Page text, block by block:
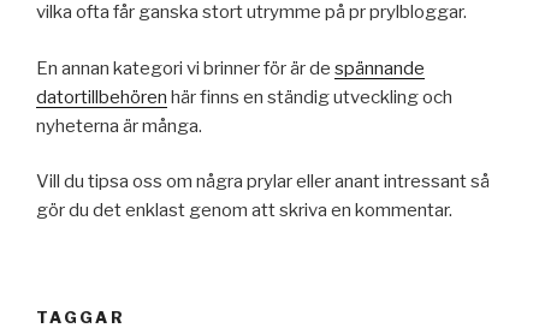
vilka ofta får ganska stort utrymme på pr prylbloggar.
En annan kategori vi brinner för är de spännande
datortillbehören här finns en ständig utveckling och
nyheterna är många.
Vill du tipsa oss om några prylar eller anant intressant så
gör du det enklast genom att skriva en kommentar.
TAGGAR